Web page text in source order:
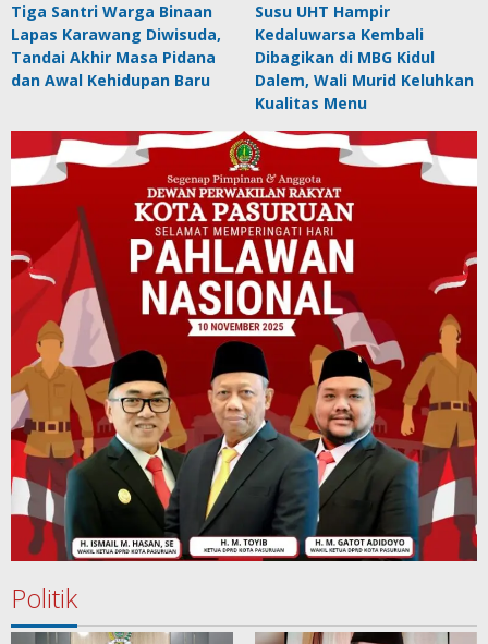
Tiga Santri Warga Binaan
Lapas Karawang Diwisuda,
Tandai Akhir Masa Pidana
dan Awal Kehidupan Baru
Susu UHT Hampir
Kedaluwarsa Kembali
Dibagikan di MBG Kidul
Dalem, Wali Murid Keluhkan
Kualitas Menu
Politik